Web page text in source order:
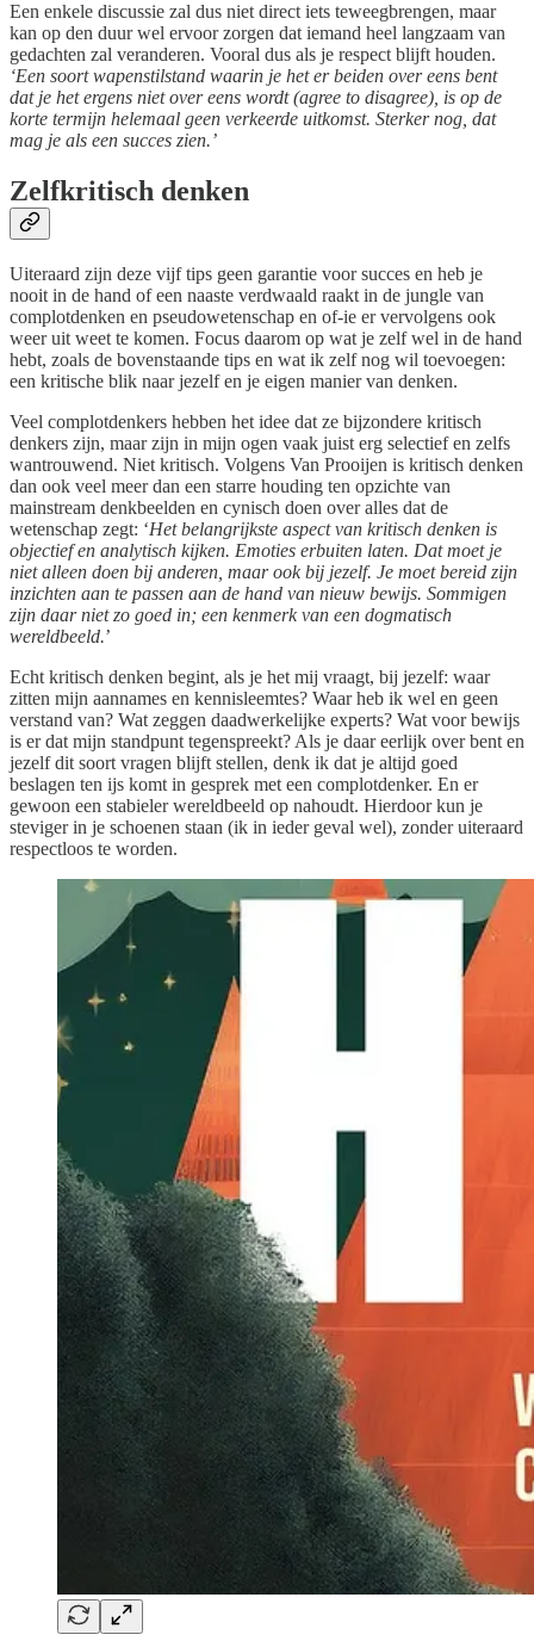
Een enkele discussie zal dus niet direct iets teweegbrengen, maar
kan op den duur wel ervoor zorgen dat iemand heel langzaam van
gedachten zal veranderen. Vooral dus als je respect blijft houden.
‘Een soort wapenstilstand waarin je het er beiden over eens bent
dat je het ergens niet over eens wordt (agree to disagree), is op de
korte termijn helemaal geen verkeerde uitkomst. Sterker nog, dat
mag je als een succes zien.’
Zelfkritisch denken
Uiteraard zijn deze vijf tips geen garantie voor succes en heb je
nooit in de hand of een naaste verdwaald raakt in de jungle van
complotdenken en pseudowetenschap en of-ie er vervolgens ook
weer uit weet te komen. Focus daarom op wat je zelf wel in de hand
hebt, zoals de bovenstaande tips en wat ik zelf nog wil toevoegen:
een kritische blik naar jezelf en je eigen manier van denken.
Veel complotdenkers hebben het idee dat ze bijzondere kritisch
denkers zijn, maar zijn in mijn ogen vaak juist erg selectief en zelfs
wantrouwend. Niet kritisch. Volgens Van Prooijen is kritisch denken
dan ook veel meer dan een starre houding ten opzichte van
mainstream denkbeelden en cynisch doen over alles dat de
wetenschap zegt: ‘Het belangrijkste aspect van kritisch denken is
objectief en analytisch kijken. Emoties erbuiten laten. Dat moet je
niet alleen doen bij anderen, maar ook bij jezelf. Je moet bereid zijn
inzichten aan te passen aan de hand van nieuw bewijs. Sommigen
zijn daar niet zo goed in; een kenmerk van een dogmatisch
wereldbeeld.’
Echt kritisch denken begint, als je het mij vraagt, bij jezelf: waar
zitten mijn aannames en kennisleemtes? Waar heb ik wel en geen
verstand van? Wat zeggen daadwerkelijke experts? Wat voor bewijs
is er dat mijn standpunt tegenspreekt? Als je daar eerlijk over bent en
jezelf dit soort vragen blijft stellen, denk ik dat je altijd goed
beslagen ten ijs komt in gesprek met een complotdenker. En er
gewoon een stabieler wereldbeeld op nahoudt. Hierdoor kun je
steviger in je schoenen staan (ik in ieder geval wel), zonder uiteraard
respectloos te worden.